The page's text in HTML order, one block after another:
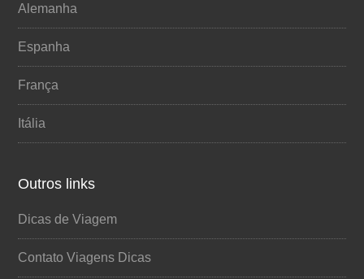
Alemanha
Espanha
França
Itália
Outros links
Dicas de Viagem
Contato Viagens Dicas